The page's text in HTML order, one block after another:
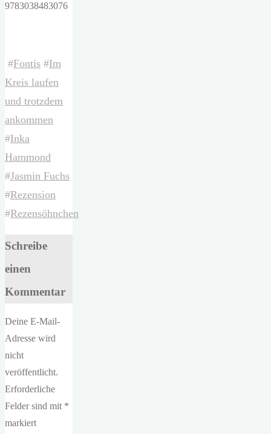
9783038483076
#Fontis #Im
Kreis laufen
und trotzdem
ankommen
#Inka
Hammond
#Jasmin Fuchs
#Rezension
#Rezensöhnchen
Schreibe
einen
Kommentar
Deine E-Mail-
Adresse wird
nicht
veröffentlicht.
Erforderliche
Felder sind mit *
markiert